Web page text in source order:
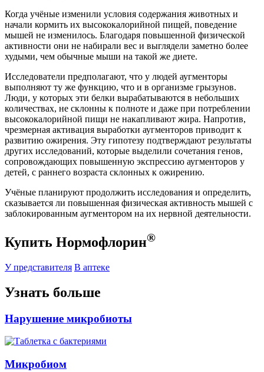
Когда учёные изменили условия содержания животных и
начали кормить их высококалорийной пищей, поведение
мышей не изменилось. Благодаря повышенной физической
активности они не набирали вес и выглядели заметно более
худыми, чем обычные мыши на такой же диете.
Исследователи предполагают, что у людей аугменторы
выполняют ту же функцию, что и в организме грызунов.
Люди, у которых эти белки вырабатываются в небольших
количествах, не склонны к полноте и даже при потреблении
высококалорийной пищи не накапливают жира. Напротив,
чрезмерная активация выработки аугменторов приводит к
развитию ожирения. Эту гипотезу подтверждают результаты
других исследований, которые выделили сочетания генов,
сопровождающих повышенную экспрессию аугменторов у
детей, с раннего возраста склонных к ожирению.
Учёные планируют продолжить исследования и определить,
сказывается ли повышенная физическая активность мышей с
заблокированным аугментором на их нервной деятельности.
Купить Нормофлорин®
У представителя В аптеке
Узнать больше
Нарушение микробиоты
Микробиом